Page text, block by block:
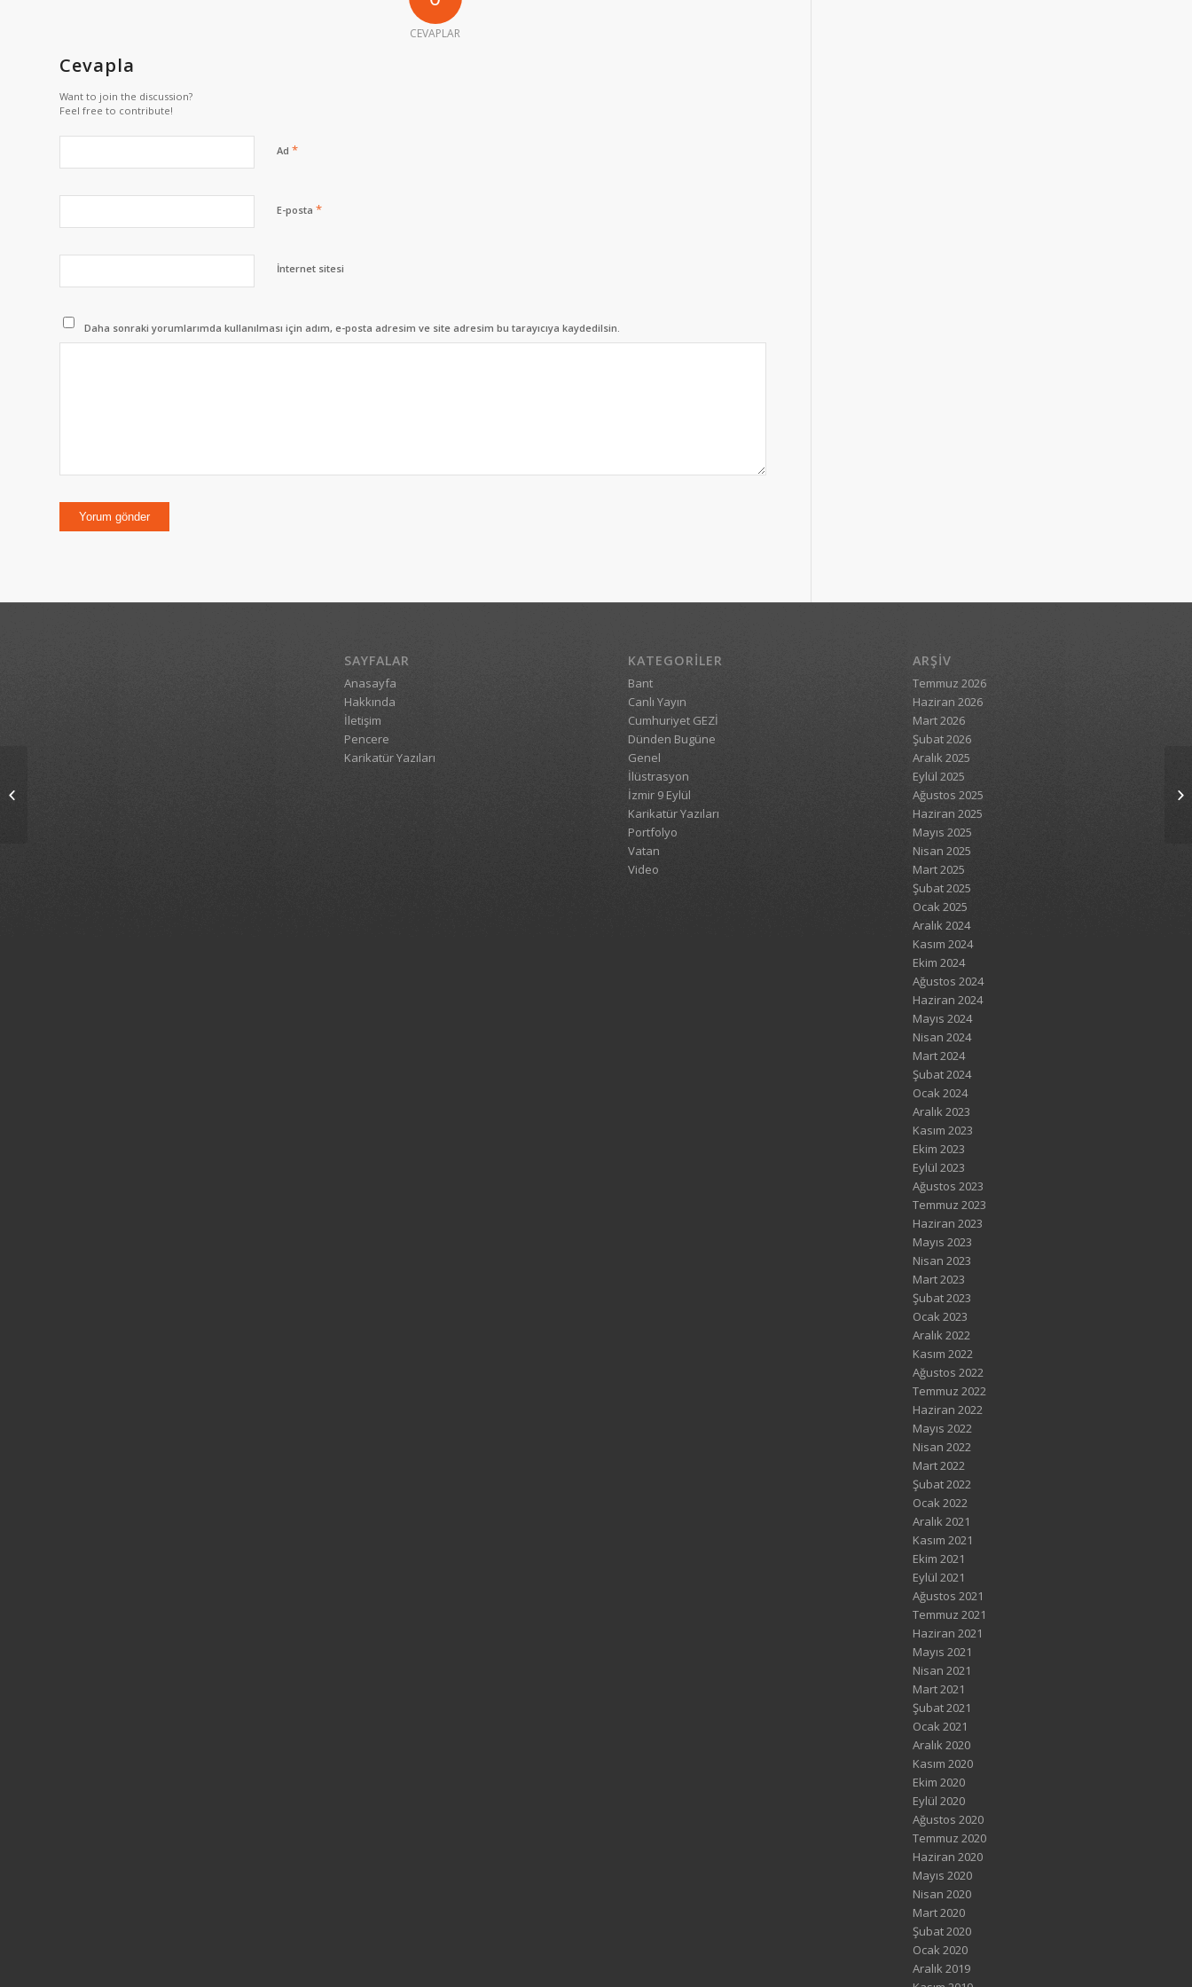
CEVAPLAR
Cevapla
Want to join the discussion?
Feel free to contribute!
Ad *
E-posta *
İnternet sitesi
Daha sonraki yorumlarımda kullanılması için adım, e-posta adresim ve site adresim bu tarayıcıya kaydedilsin.
SAYFALAR
Anasayfa
Hakkında
İletişim
Pencere
Karikatür Yazıları
KATEGORILER
Bant
Canlı Yayın
Cumhuriyet GEZİ
Dünden Bugüne
Genel
İlüstrasyon
İzmir 9 Eylül
Karikatür Yazıları
Portfolyo
Vatan
Video
ARŞIV
Temmuz 2026
Haziran 2026
Mart 2026
Şubat 2026
Aralık 2025
Eylül 2025
Ağustos 2025
Haziran 2025
Mayıs 2025
Nisan 2025
Mart 2025
Şubat 2025
Ocak 2025
Aralık 2024
Kasım 2024
Ekim 2024
Ağustos 2024
Haziran 2024
Mayıs 2024
Nisan 2024
Mart 2024
Şubat 2024
Ocak 2024
Aralık 2023
Kasım 2023
Ekim 2023
Eylül 2023
Ağustos 2023
Temmuz 2023
Haziran 2023
Mayıs 2023
Nisan 2023
Mart 2023
Şubat 2023
Ocak 2023
Aralık 2022
Kasım 2022
Ağustos 2022
Temmuz 2022
Haziran 2022
Mayıs 2022
Nisan 2022
Mart 2022
Şubat 2022
Ocak 2022
Aralık 2021
Kasım 2021
Ekim 2021
Eylül 2021
Ağustos 2021
Temmuz 2021
Haziran 2021
Mayıs 2021
Nisan 2021
Mart 2021
Şubat 2021
Ocak 2021
Aralık 2020
Kasım 2020
Ekim 2020
Eylül 2020
Ağustos 2020
Temmuz 2020
Haziran 2020
Mayıs 2020
Nisan 2020
Mart 2020
Şubat 2020
Ocak 2020
Aralık 2019